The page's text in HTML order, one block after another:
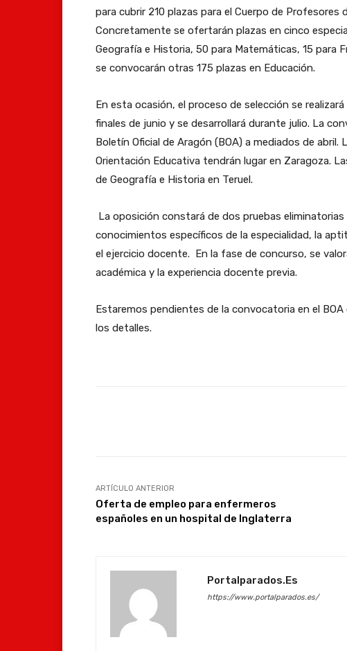
para cubrir 210 plazas para el Cuerpo de Profesores
Concretamente se ofertarán plazas en cinco
Geografía e Historia, 50 para Matemáticas, 15 para
se convocarán otras 175 plazas en Educación.
En esta ocasión, el proceso de selección se
finales de junio y se desarrollará durante julio. La
Boletín Oficial de Aragón (BOA) a mediados de
Orientación Educativa tendrán lugar en Zaragoza.
de Geografía e Historia en Teruel.
La oposición constará de dos pruebas
conocimientos específicos de la especialidad, la
el ejercicio docente. En la fase de concurso, se
académica y la experiencia docente previa.
Estaremos pendientes de la convocatoria en el
los detalles.
ARTÍCULO ANTERIOR
Oferta de empleo para enfermeros
españoles en un hospital de Inglaterra
Portalparados.es
https://www.portalparados.es/